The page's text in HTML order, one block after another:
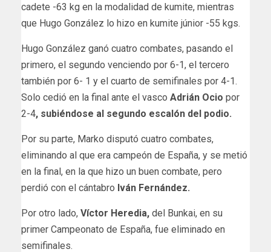
cadete -63 kg en la modalidad de kumite, mientras
que Hugo González lo hizo en kumite júnior -55 kgs.
Hugo González ganó cuatro combates, pasando el
primero, el segundo venciendo por 6-1, el tercero
también por 6- 1 y el cuarto de semifinales por 4-1.
Solo cedió en la final ante el vasco Adrián Ocio por
2-4, subiéndose al segundo escalón del podio.
Por su parte, Marko disputó cuatro combates,
eliminando al que era campeón de España, y se metió
en la final, en la que hizo un buen combate, pero
perdió con el cántabro Iván Fernández.
Por otro lado, Víctor Heredia, del Bunkai, en su
primer Campeonato de España, fue eliminado en
semifinales.